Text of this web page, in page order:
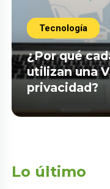
Tecnología
¿Por qué
utilizan una
privacidad?
Lo último